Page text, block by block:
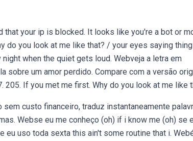
that your ip is blocked. It looks like you're a bot or
do you look at me like that? / your eyes saying
when the quiet gets loud. Webveja a letra em
sobre um amor perdido. Compare com a versão
If you met me first. Why do you look at me like
custo financeiro, traduz instantaneamente
Webse eu me conheço (oh) if i know me (oh) se
eu uso toda sexta this ain't some routine that i.